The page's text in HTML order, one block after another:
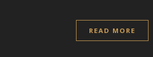
READ MORE